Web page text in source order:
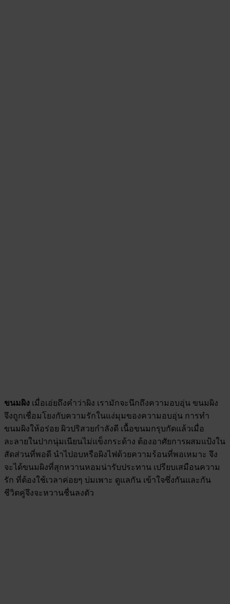
ขนมผิง เมื่อเอ่ยถึงคำว่าผิง เรามักจะนึกถึงความอบอุ่น ขนมผิง
จึงถูกเชื่อมโยงกับความรักในแง่มุมของความอบอุ่น การทำ
ขนมผิงให้อร่อย ผิวปริสวยกำลังดี เนื้อขนมกรุบกัดแล้วเมื่อ
ละลายในปากนุ่มเนียนไม่แข็งกระด้าง ต้องอาศัยการผสมแป้งใน
สัดส่วนที่พอดี นำไปอบหรือผิงไฟด้วยความร้อนที่พอเหมาะ จึง
จะได้ขนมผิงที่สุกหวานหอมน่ารับประทาน เปรียบเสมือนความ
รัก ที่ต้องใช้เวลาค่อยๆ บ่มเพาะ ดูแลกัน เข้าใจซึ่งกันและกัน
ชีวิตคู่จึงจะหวานชื่นลงตัว